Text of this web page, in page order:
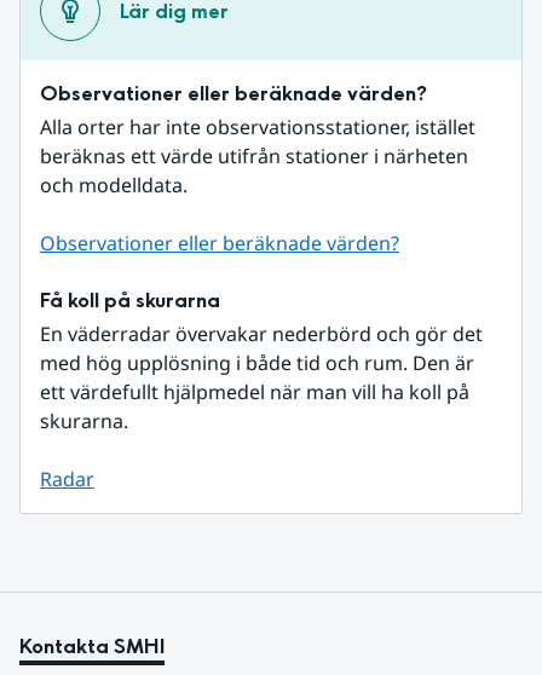
Lär dig mer
Observationer eller beräknade värden?
Alla orter har inte observationsstationer, istället
beräknas ett värde utifrån stationer i närheten
och modelldata.
Observationer eller beräknade värden?
Få koll på skurarna
En väderradar övervakar nederbörd och gör det
med hög upplösning i både tid och rum. Den är
ett värdefullt hjälpmedel när man vill ha koll på
skurarna.
Radar
Kontakta SMHI